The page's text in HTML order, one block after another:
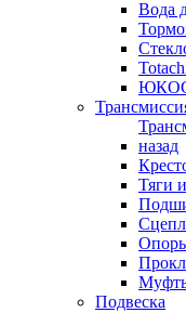
Вода
назад
Тяги
Подвеска